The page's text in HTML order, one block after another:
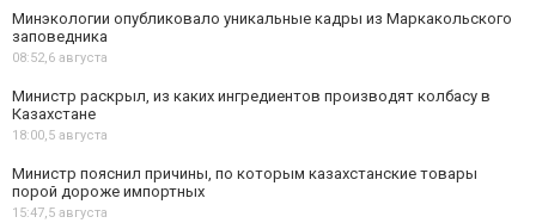
Минэкологии опубликовало уникальные кадры из Маркакольского
заповедника
08:52,6 августа
Министр раскрыл, из каких ингредиентов производят колбасу в
Казахстане
18:00,5 августа
Министр пояснил причины, по которым казахстанские товары
порой дороже импортных
15:47,5 августа